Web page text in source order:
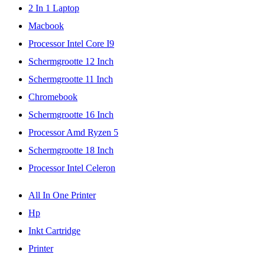
2 In 1 Laptop
Macbook
Processor Intel Core I9
Schermgrootte 12 Inch
Schermgrootte 11 Inch
Chromebook
Schermgrootte 16 Inch
Processor Amd Ryzen 5
Schermgrootte 18 Inch
Processor Intel Celeron
All In One Printer
Hp
Inkt Cartridge
Printer